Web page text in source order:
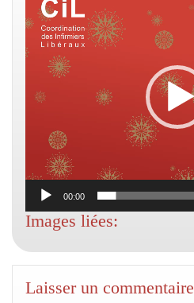
vidéo
00:00
Images liées:
Laisser un commentaire